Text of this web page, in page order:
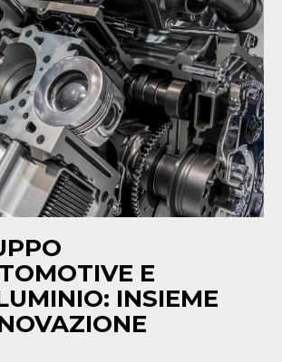
SOSTENIBILITÀ
NEWS
CONTATTI
IT EN DE
E
INSIEME